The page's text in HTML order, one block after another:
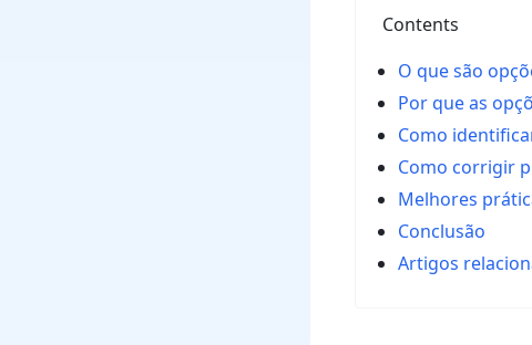
Contents
O que são
Por que as
Como
Como corrigir
Melhores
Conclusão
Artigos